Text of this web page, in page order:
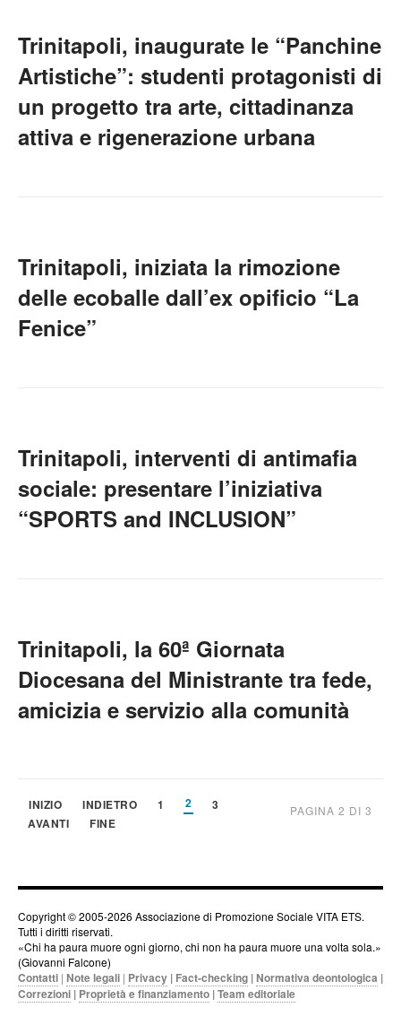
Trinitapoli, inaugurate le “Panchine
Artistiche”: studenti protagonisti di
un progetto tra arte, cittadinanza
attiva e rigenerazione urbana
Trinitapoli, iniziata la rimozione
delle ecoballe dall’ex opificio “La
Fenice”
Trinitapoli, interventi di antimafia
sociale: presentare l’iniziativa
“SPORTS and INCLUSION”
Trinitapoli, la 60ª Giornata
Diocesana del Ministrante tra fede,
amicizia e servizio alla comunità
PAGINA 2 DI 3
INIZIO INDIETRO 1 2
3
AVANTI
FINE
Copyright © 2005-2026 Associazione di Promozione Sociale VITA ETS.
Tutti i diritti riservati.
«Chi ha paura muore ogni giorno, chi non ha paura muore una volta sola.»
(Giovanni Falcone)
Contatti | Note legali | Privacy | Fact-checking | Normativa deontologica |
Correzioni | Proprietà e finanziamento |Team editoriale